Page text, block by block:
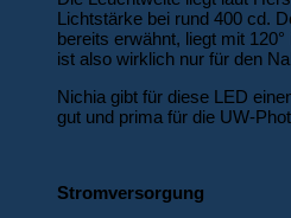
Lichtstärke bei rund 400 cd.
bereits erwähnt, liegt mit
ist also wirklich nur für den
Nichia gibt für diese LED
gut und prima für die UW-
Stromversorgung